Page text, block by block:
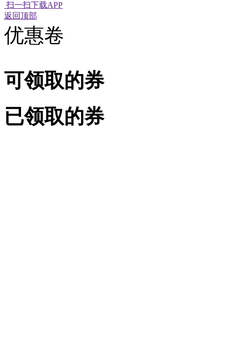
扫一扫下载APP
返回顶部
优惠卷
可领取的券
已领取的券